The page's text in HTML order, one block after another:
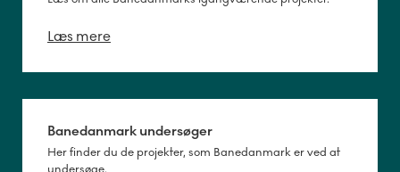
Læs mere
Banedanmark undersøger
Her finder du de projekter, som Banedanmark er ved at